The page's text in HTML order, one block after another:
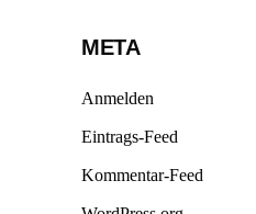
META
Anmelden
Eintrags-Feed
Kommentar-Feed